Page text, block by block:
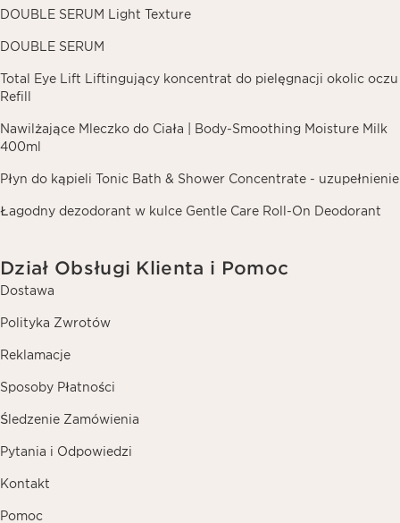
DOUBLE SERUM Light Texture
DOUBLE SERUM
Total Eye Lift Liftingujący koncentrat do pielęgnacji okolic oczu
Refill
Nawilżające Mleczko do Ciała | Body-Smoothing Moisture Milk
400ml
Płyn do kąpieli Tonic Bath & Shower Concentrate - uzupełnienie
Łagodny dezodorant w kulce Gentle Care Roll-On Deodorant
Dział Obsługi Klienta i Pomoc
Dostawa
Polityka Zwrotów
Reklamacje
Sposoby Płatności
Śledzenie Zamówienia
Pytania i Odpowiedzi
Kontakt
Pomoc